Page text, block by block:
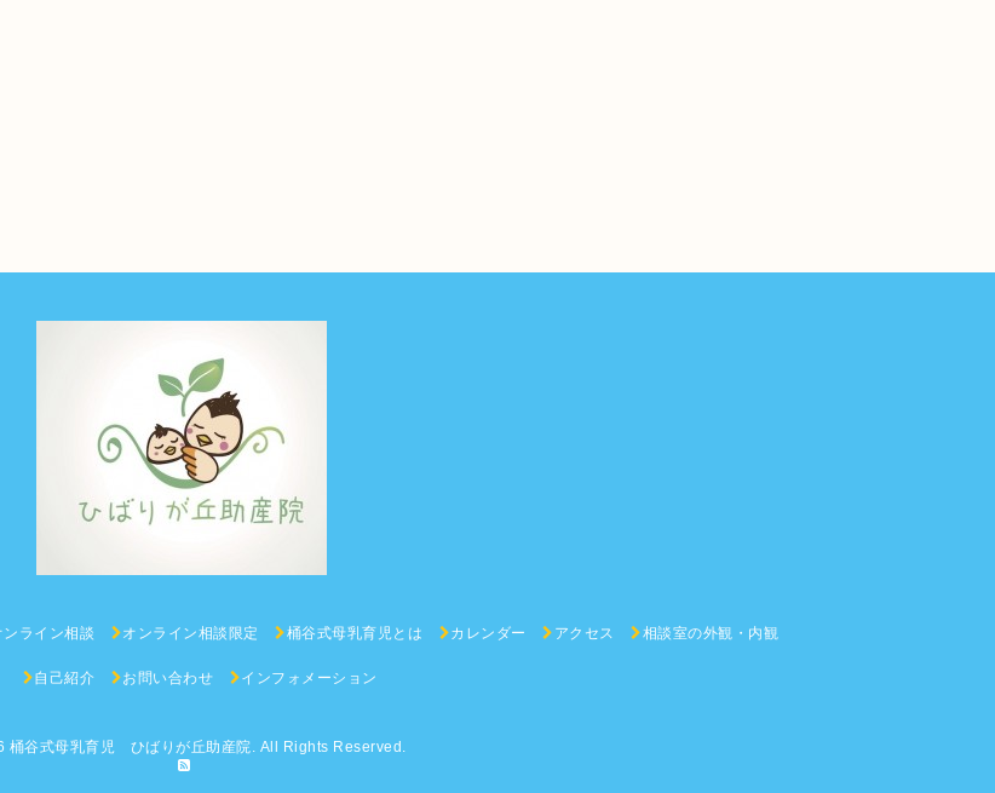
ンライン相談 オンライン相談限定 桶谷式母乳育児とは カレンダー アクセス 相談室の外観・内観
自己紹介 お問い合わせ インフォメーション
桶谷式母乳育児 ひばりが丘助産院. All Rights Reserved.